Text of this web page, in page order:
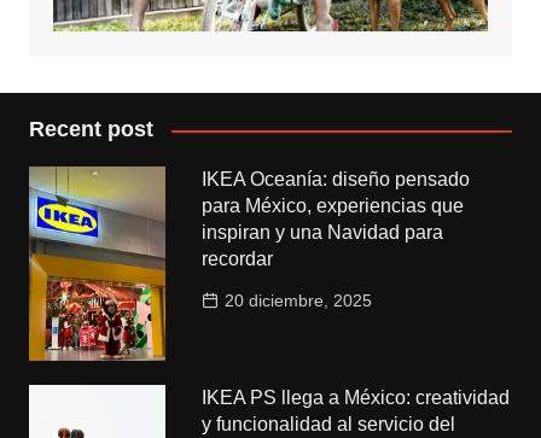
Recent post
IKEA Oceanía: diseño pensado
para México, experiencias que
inspiran y una Navidad para
recordar
20 diciembre, 2025
IKEA PS llega a México: creatividad
y funcionalidad al servicio del